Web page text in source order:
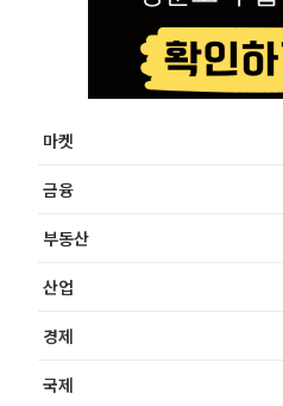
마켓
금융
부동산
산업
경제
국제